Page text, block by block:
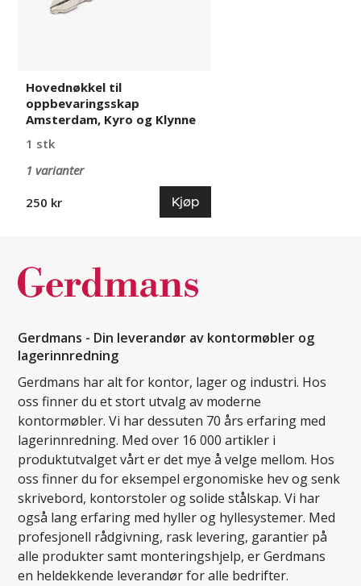
Klynne
Hovednøkkel til
oppbevaringsskap
Amsterdam, Kyro og Klynne
1 stk
1 varianter
250 kr
Kjøp
Gerdmans - Din leverandør av kontormøbler og
lagerinnredning
Gerdmans har alt for kontor, lager og industri. Hos
oss finner du et stort utvalg av moderne
kontormøbler. Vi har dessuten 70 års erfaring med
lagerinnredning. Med over 16 000 artikler i
produktutvalget vårt er det mye å velge mellom. Hos
oss finner du for eksempel ergonomiske hev og senk
skrivebord, kontorstoler og solide stålskap. Vi har
også lang erfaring med hyller og hyllesystemer. Med
profesjonell rådgivning, rask levering, garantier på
alle produkter samt monteringshjelp, er Gerdmans
en heldekkende leverandør for alle bedrifter.